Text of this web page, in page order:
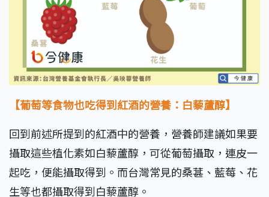
【葡萄等食物也吃得到紅酒的營養：白藜蘆醇】
回到前述所提到的紅酒中的營養，營養師建議如果要
攝取這些植化素如白藜蘆醇，可從葡萄攝取，連皮一
起吃，便能攝取得到。而台灣常見的桑葚、藍莓、花
生等也都攝取得到白藜蘆醇。